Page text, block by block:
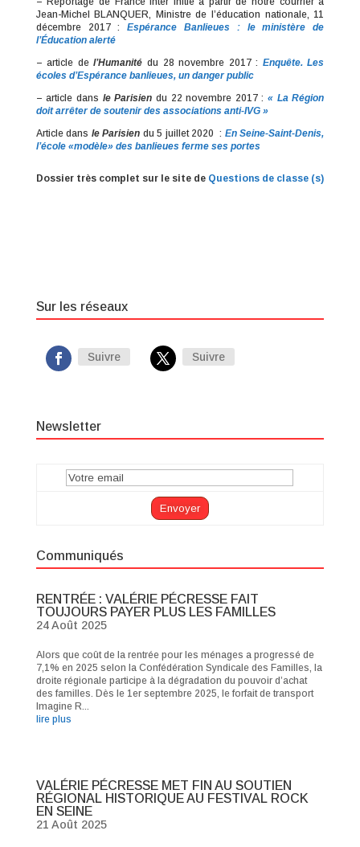
Jean-Michel BLANQUER, Ministre de l’éducation nationale, 11
décembre 2017 :Espérance Banlieues : le ministère de
l’Éducation alerté
– article del’Humanité du 28 novembre 2017 : Enquête. Les
écoles d’Espérance banlieues, un danger public
– article dans le Parisien du 22 novembre 2017 : « La Région
doit arrêter de soutenir des associations anti-IVG »
Article dans le Parisien du 5 juillet 2020 : En Seine-Saint-Denis,
l’école «modèle» des banlieues ferme ses portes
Dossier très complet sur le site de Questions de classe (s)
Sur les réseaux
Suivre Suivre
Newsletter
Communiqués
RENTRÉE : VALÉRIE PÉCRESSE FAIT
TOUJOURS PAYER PLUS LES FAMILLES
24 Août 2025
Alors que coût de la rentrée pour les ménages a progressé de
7,1% en 2025 selon la Confédération Syndicale des Familles, la
droite régionale participe à la dégradation du pouvoir d’achat
des familles. Dès le 1er septembre 2025, le forfait de transport
Imagine R...
lire plus
VALÉRIE PÉCRESSE MET FIN AU SOUTIEN
RÉGIONAL HISTORIQUE AU FESTIVAL ROCK
EN SEINE
21 Août 2025